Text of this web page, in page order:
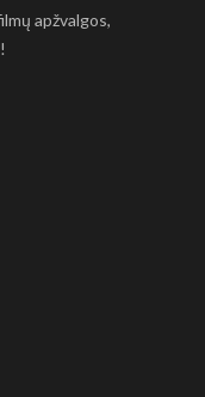
apžvalgos,